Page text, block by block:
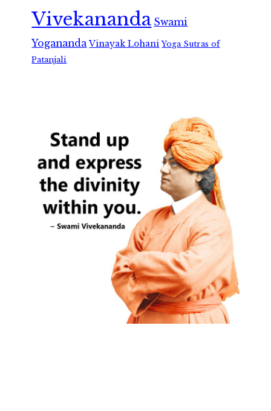
Vivekananda Swami
Yogananda Vinayak Lohani Yoga Sutras of
Patanjali